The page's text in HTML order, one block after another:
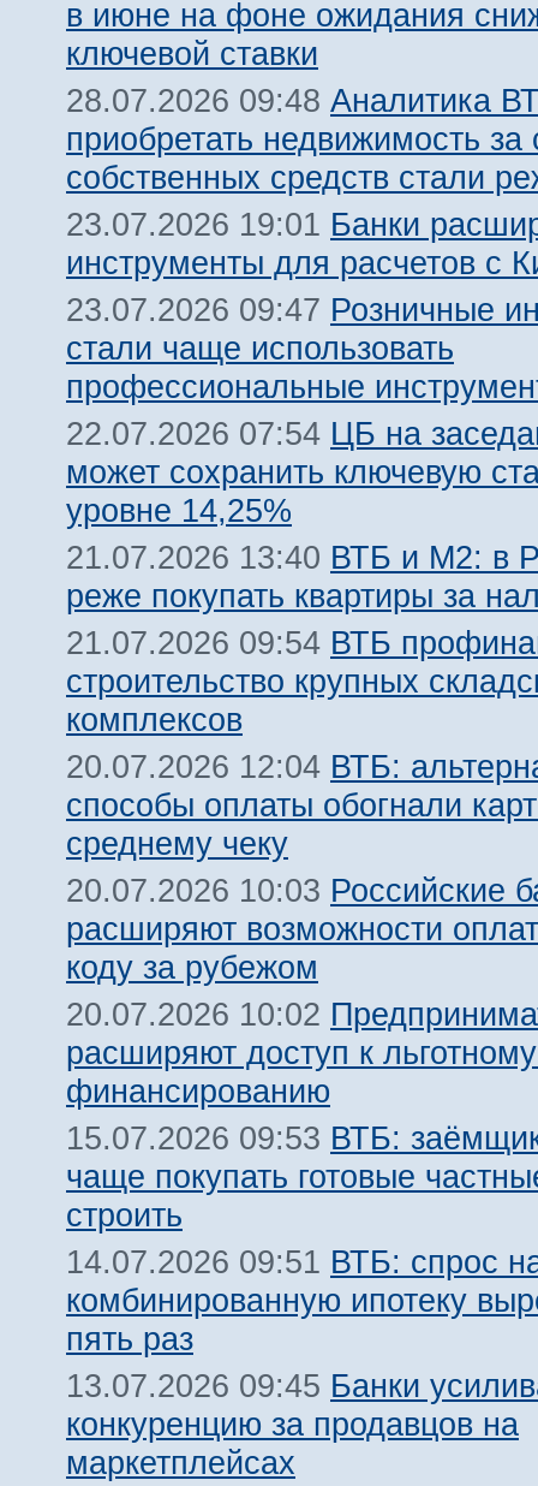
в июне на фоне ожидания
ключевой ставки
28.07.2026 09:48 Аналитика
приобретать недвижимость за
собственных средств стали
23.07.2026 19:01 Банки
инструменты для расчетов с
23.07.2026 09:47 Розничные
стали чаще использовать
профессиональные
22.07.2026 07:54 ЦБ на
может сохранить ключевую
уровне 14,25%
21.07.2026 13:40 ВТБ и М2: в
реже покупать квартиры за
21.07.2026 09:54 ВТБ
строительство крупных
комплексов
20.07.2026 12:04 ВТБ:
способы оплаты обогнали
среднему чеку
20.07.2026 10:03 Российские
расширяют возможности
коду за рубежом
20.07.2026 10:02
расширяют доступ к
финансированию
15.07.2026 09:53 ВТБ:
чаще покупать готовые
строить
14.07.2026 09:51 ВТБ: спрос
комбинированную ипотеку
пять раз
13.07.2026 09:45 Банки
конкуренцию за продавцов на
маркетплейсах